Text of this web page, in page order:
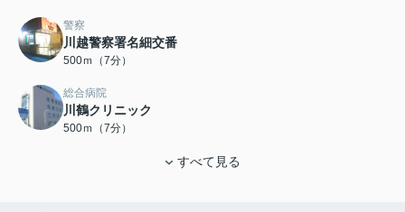
警察
川越警察署名細交番
500ｍ（7分）
総合病院
川鶴クリニック
500ｍ（7分）
すべて見る